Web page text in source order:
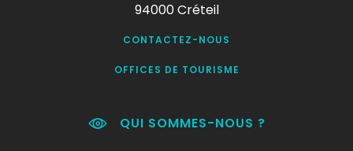
94000 Créteil
CONTACTEZ-NOUS
OFFICES DE TOURISME
QUI SOMMES-NOUS ?